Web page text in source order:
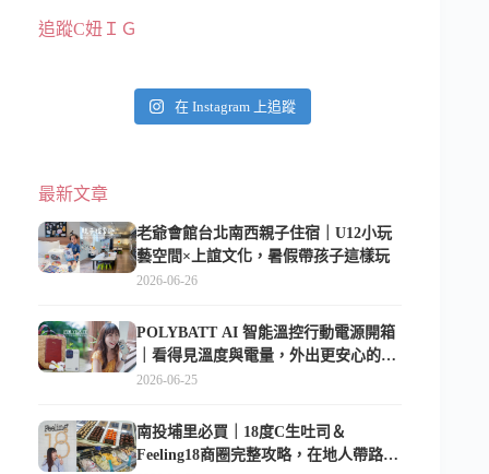
追蹤C妞ＩＧ
在 Instagram 上追蹤
最新文章
老爺會館台北南西親子住宿｜U12小玩
藝空間×上誼文化，暑假帶孩子這樣玩
2026-06-26
POLYBATT AI 智能溫控行動電源開箱
｜看得見溫度與電量，外出更安心的
10000mAh 行動電源
2026-06-25
南投埔里必買｜18度C生吐司＆
Feeling18商圈完整攻略，在地人帶路這